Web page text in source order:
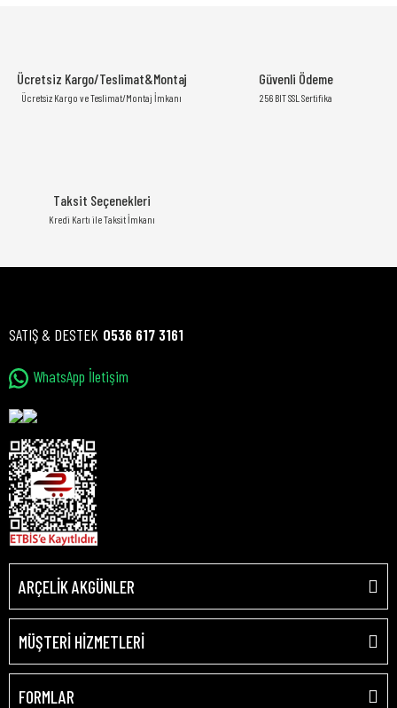
Ücretsiz Kargo/Teslimat&Montaj
Ücretsiz Kargo ve Teslimat/Montaj İmkanı
Güvenli Ödeme
256 BIT SSL Sertifika
Taksit Seçenekleri
Kredi Kartı ile Taksit İmkanı
SATIŞ & DESTEK 0536 617 3161
WhatsApp İletişim
ARÇELİK AKGÜNLER
MÜŞTERİ HİZMETLERİ
FORMLAR